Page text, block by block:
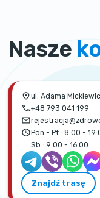
Nasze
ul. Adama
+48 793 041 199
Pon - Pt : 8:00 -
Sb : 9:00 - 16:00
Znajdź trasę